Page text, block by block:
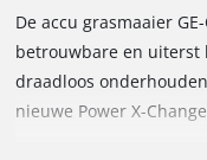
De accu grasmaaier
betrouwbare en uiterst
draadloos
nieuwe Power X-